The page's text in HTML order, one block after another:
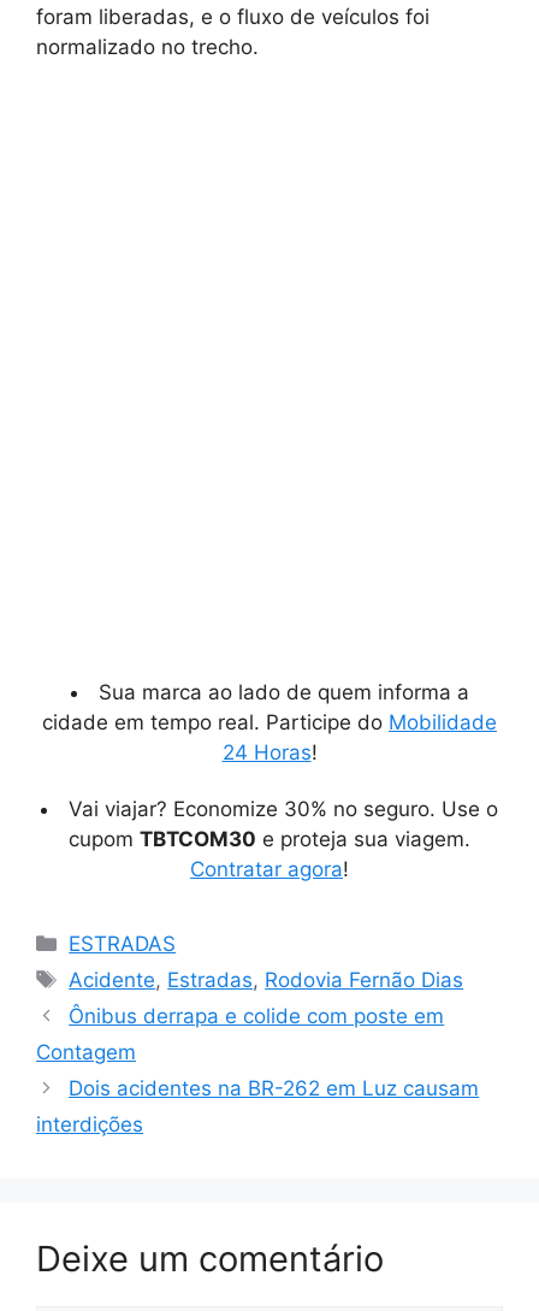
foram liberadas, e o fluxo de veículos foi
normalizado no trecho.
Sua marca ao lado de quem informa a
cidade em tempo real. Participe do Mobilidade
24 Horas!
Vai viajar? Economize 30% no seguro. Use o
cupom TBTCOM30 e proteja sua viagem.
Contratar agora!
Categorias
ESTRADAS
Tags
Acidente, Estradas, Rodovia Fernão Dias
Ônibus derrapa e colide com poste em
Contagem
Dois acidentes na BR-262 em Luz causam
interdições
Deixe um comentário